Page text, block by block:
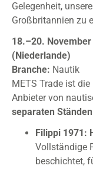
Gelegenheit,
Großbritannien zu
18.–20.
(Niederlande)
Branche: Nautik
METS Trade ist
Anbieter von
separaten Ständen
Filippi 1971:
Vollständige
beschichtet,